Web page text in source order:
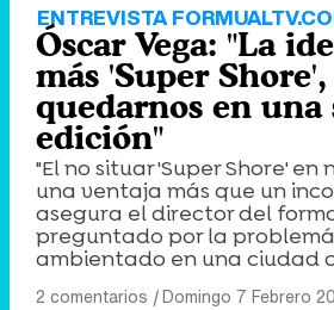
ENTREVISTA
Óscar Vega: "La
más 'Super
quedarnos en una
edición"
"El no situar 'Super Shore' en
una ventaja más que un
asegura el director del
preguntado por la
ambientado en una ciudad
2 comentarios |Domingo 7 Febrero